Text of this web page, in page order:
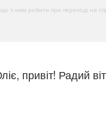
з ним робити при переході на
привіт! Радий